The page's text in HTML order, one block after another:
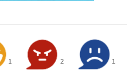
1 2 1